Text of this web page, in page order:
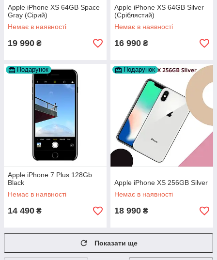
Apple iPhone XS 64GB Space
Gray (Сірий)
Немає в наявності
19 990 ₴
Apple iPhone XS 64GB Silver
(Сріблястий)
Немає в наявності
16 990 ₴
Подарунок
Apple iPhone 7 Plus 128Gb
Black
Немає в наявності
14 490 ₴
Подарунок
Apple iPhone XS 256GB Silver
Немає в наявності
18 990 ₴
Показати ще